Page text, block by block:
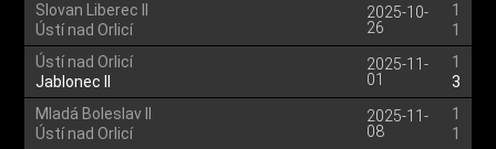
Slovan Liberec II
Ústí nad Orlicí
2025-10-
26
1
1
Ústí nad Orlicí
Jablonec II
2025-11-
01
1
3
Mladá Boleslav II
Ústí nad Orlicí
2025-11-
08
1
1